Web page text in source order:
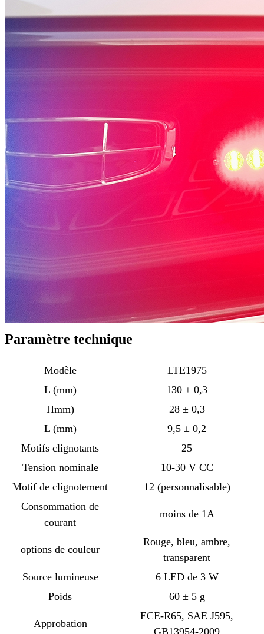
Paramètre technique
Modèle
LTE1975
L (mm)
130 ± 0,3
Hmm)
28 ± 0,3
L (mm)
9,5 ± 0,2
Motifs clignotants
25
Tension nominale
10-30 V CC
Motif de clignotement
12 (personnalisable)
Consommation de
courant
moins de 1A
options de couleur
Rouge, bleu, ambre,
transparent
Source lumineuse
6 LED de 3 W
Poids
60 ± 5 g
Approbation
ECE-R65, SAE J595,